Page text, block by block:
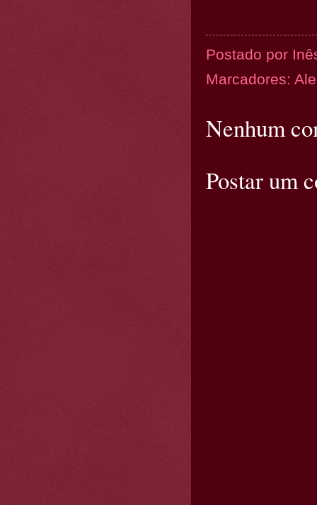
Postado por
Marcadores:
Nenhum
Postar um